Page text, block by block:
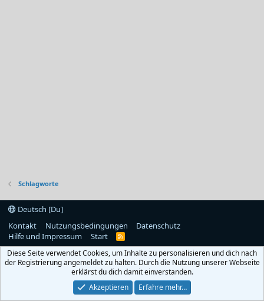
Schlagworte
Deutsch [Du]
Kontakt
Nutzungsbedingungen
Datenschutz
Hilfe und Impressum
Start
R
S
Diese Seite verwendet Cookies, um Inhalte zu personalisieren und dich nach
der Registrierung angemeldet zu halten. Durch die Nutzung unserer Webseite
erklärst du dich damit einverstanden.
Akzeptieren
Erfahre mehr…